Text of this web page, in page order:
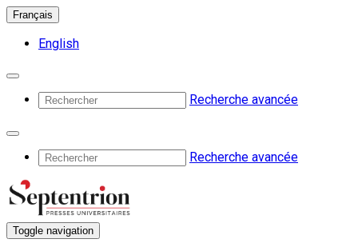
Français
English
Recherche avancée
Recherche avancée
Toggle navigation